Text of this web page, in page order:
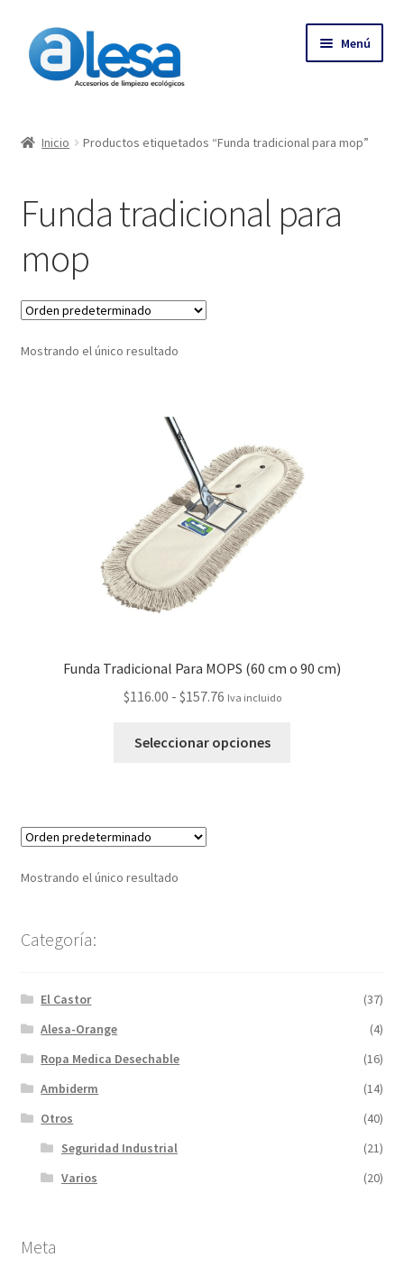
Menú
Contacto
Empresa
Más
Inicio Productos etiquetados “Funda tradicional para mop”
Funda tradicional para
mop
Mostrando el único resultado
Funda Tradicional Para MOPS (60 cm o 90 cm)
$116.00 - $157.76 Iva incluido
Seleccionar opciones
Mostrando el único resultado
Categoría:
El Castor
(37)
Alesa-Orange
(4)
Ropa Medica Desechable
(16)
Ambiderm
(14)
Otros
(40)
Seguridad Industrial
(21)
Varios
(20)
Meta